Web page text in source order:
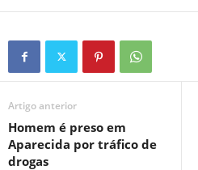
Artigo anterior
Homem é preso em
Aparecida por tráfico de
drogas